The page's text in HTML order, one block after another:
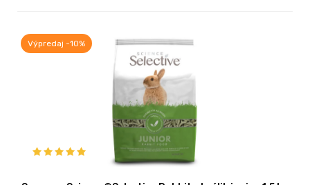
Výpredaj -10%